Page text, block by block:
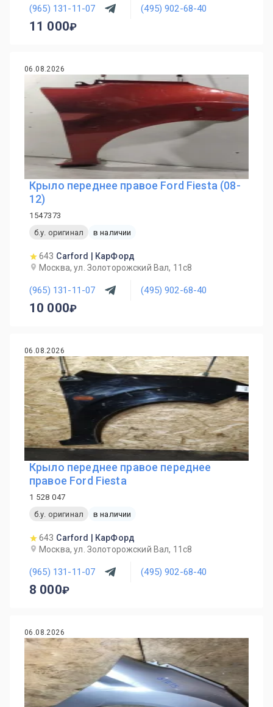
(965) 131-11-07 (495) 902-68-40
11 000
06.08.2026
Крыло переднее правое Ford Fiesta (08-
12)
1547373
б.у. оригинал
в наличии
643 Carford | КарФорд
Москва, ул. Золоторожский Вал, 11с8
(965) 131-11-07 (495) 902-68-40
10 000
06.08.2026
Крыло переднее правое переднее
правое Ford Fiesta
1 528 047
б.у. оригинал
в наличии
643 Carford | КарФорд
Москва, ул. Золоторожский Вал, 11с8
(965) 131-11-07 (495) 902-68-40
8 000
06.08.2026